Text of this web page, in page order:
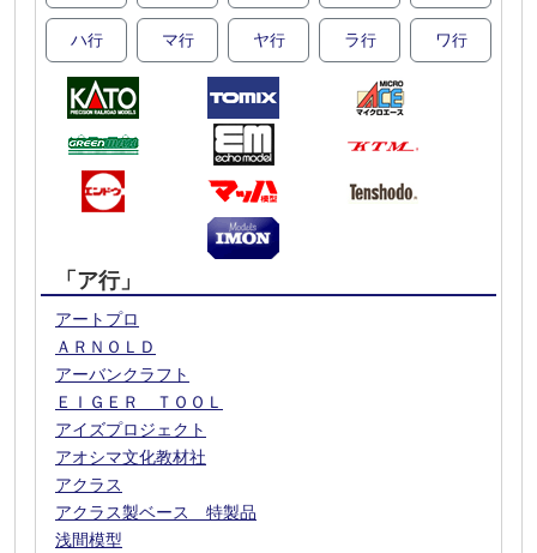
ハ行 マ行 ヤ行 ラ行 ワ行
「ア行」
アートプロ
ＡＲＮＯＬＤ
アーバンクラフト
ＥＩＧＥＲ ＴＯＯＬ
アイズプロジェクト
アオシマ文化教材社
アクラス
アクラス製ベース 特製品
浅間模型